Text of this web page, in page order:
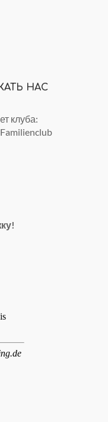
НАС
клуба: